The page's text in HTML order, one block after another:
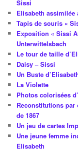
Sissi
Elisabeth assimilée
Tapis de souris «
Exposition « Sissi
Unterwittelsbach
Le tour de taille
Daisy – Sissi
Un Buste
La Violette
Photos colorisées
Reconstitutions par
de 1867
Un jeu de cartes
Une jeune femme
Elisabeth